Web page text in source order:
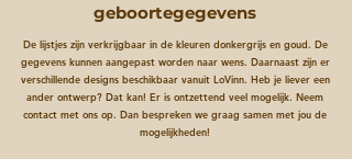
geboortegegevens
De lijstjes zijn verkrijgbaar in de kleuren donkergrijs en goud. De
gegevens kunnen aangepast worden naar wens. Daarnaast zijn er
verschillende designs beschikbaar vanuit LoVinn. Heb je liever een
ander ontwerp? Dat kan! Er is ontzettend veel mogelijk. Neem
contact met ons op. Dan bespreken we graag samen met jou de
mogelijkheden!